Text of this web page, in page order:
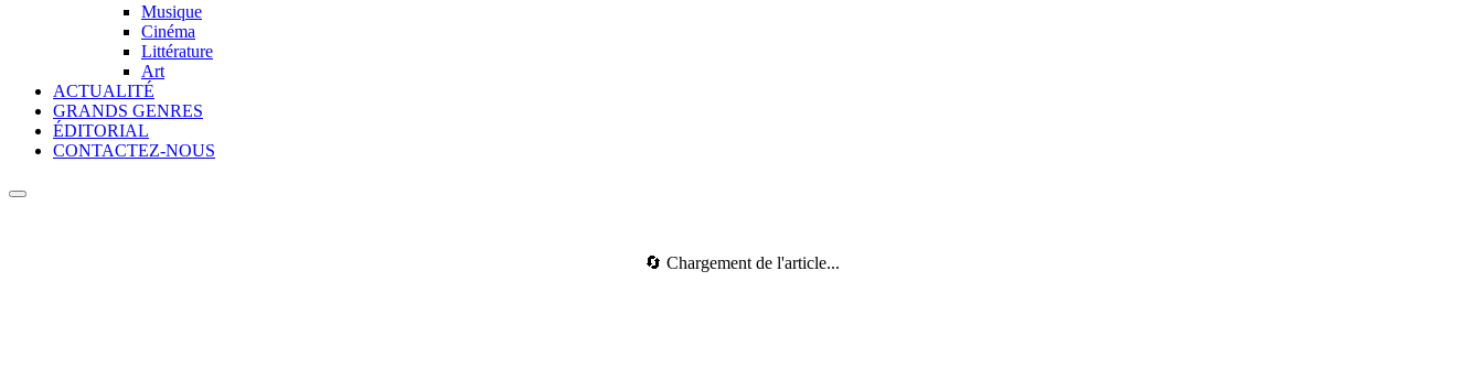
Musique
Cinéma
Littérature
Art
ACTUALITÉ
GRANDS GENRES
ÉDITORIAL
CONTACTEZ-NOUS
🔄 Chargement de l'article...